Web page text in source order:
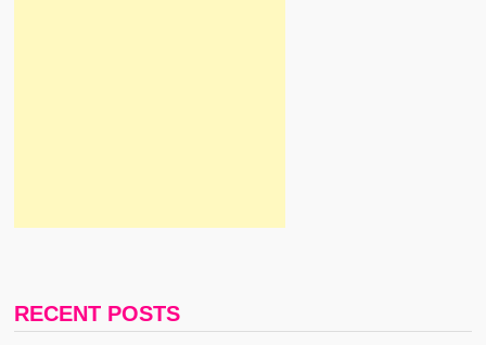
RECENT POSTS